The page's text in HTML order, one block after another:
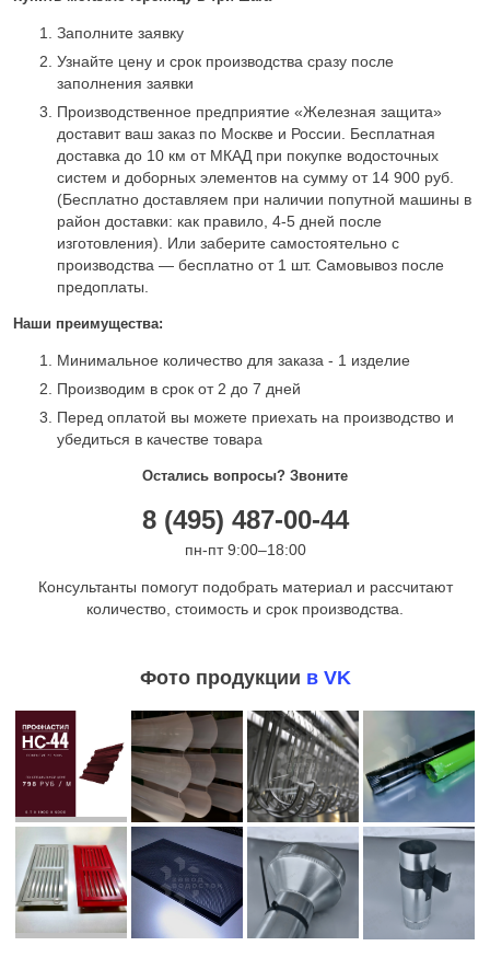
Заполните заявку
Узнайте цену и срок производства сразу после
заполнения заявки
Производственное предприятие «Железная защита»
доставит ваш заказ по Москве и России. Бесплатная
доставка до 10 км от МКАД при покупке водосточных
систем и доборных элементов на сумму от 14 900 руб.
(Бесплатно доставляем при наличии попутной машины в
район доставки: как правило, 4-5 дней после
изготовления). Или заберите самостоятельно с
производства — бесплатно от 1 шт. Самовывоз после
предоплаты.
Наши преимущества:
Минимальное количество для заказа - 1 изделие
Производим в срок от 2 до 7 дней
Перед оплатой вы можете приехать на производство и
убедиться в качестве товара
Остались вопросы? Звоните
8 (495) 487-00-44
пн-пт 9:00–18:00
Консультанты помогут подобрать материал и рассчитают
количество, стоимость и срок производства.
Фото продукции в VK